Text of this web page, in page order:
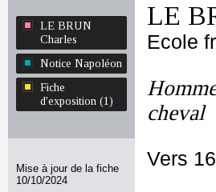
LE BRUN
Charles
Notice Napoléon
Fiche
d'exposition (1)
Mise à jour de la fiche
10/10/2024
LE
Ecole
cheval
Vers